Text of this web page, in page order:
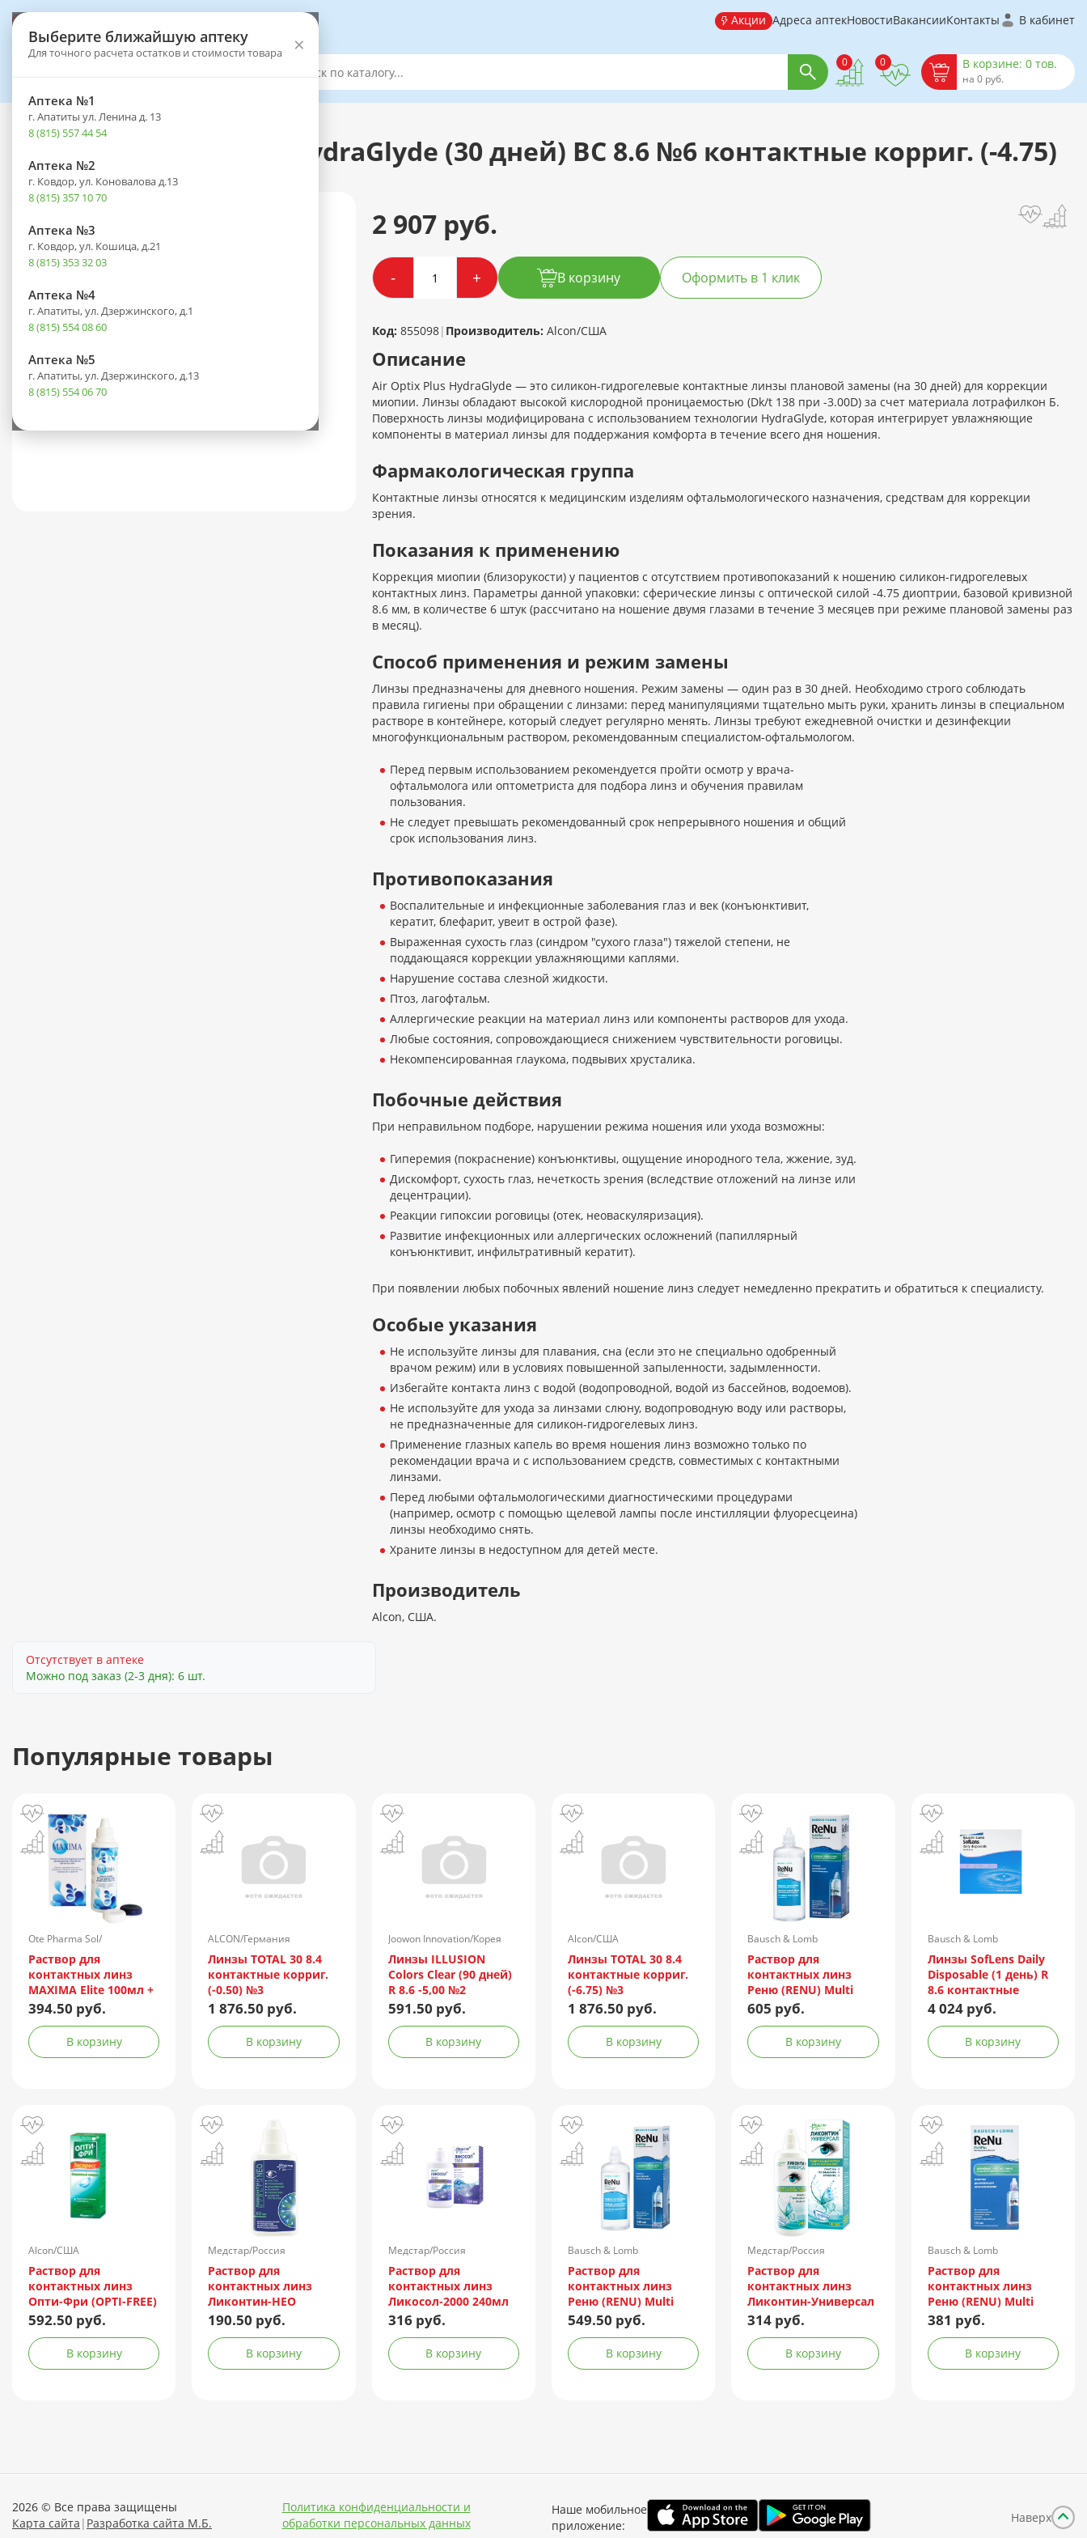
Выберите ближайшую аптеку
Для точного расчета остатков и стоимости товара ×
Аптека №1
г. Апатиты ул. Ленина д. 13
8 (815) 557 44 54
Аптека №2
г. Ковдор, ул. Коновалова д.13
8 (815) 357 10 70
Аптека №3
г. Ковдор, ул. Кошица, д.21
8 (815) 353 32 03
Аптека №4
г. Апатиты, ул. Дзержинского, д.1
8 (815) 554 08 60
Аптека №5
г. Апатиты, ул. Дзержинского, д.13
8 (815) 554 06 70
Акции Адреса аптекНовостиВакансииКонтакты В кабинет
0 0 В корзине: 0 тов.
на 0 руб.
Каталог - Оптика - Контактные линзы
Линзы Air optix Plus HydraGlyde (30 дней) BC 8.6 №6 контактные корриг. (-4.75)
2 907 руб.
- + В корзину Оформить в 1 клик
Код: 855098| Производитель: Alcon/США
Описание
Air Optix Plus HydraGlyde — это силикон-гидрогелевые контактные линзы плановой замены (на 30 дней) для коррекции
миопии. Линзы обладают высокой кислородной проницаемостью (Dk/t 138 при -3.00D) за счет материала лотрафилкон Б.
Поверхность линзы модифицирована с использованием технологии HydraGlyde, которая интегрирует увлажняющие
компоненты в материал линзы для поддержания комфорта в течение всего дня ношения.
Фармакологическая группа
Контактные линзы относятся к медицинским изделиям офтальмологического назначения, средствам для коррекции
зрения.
Показания к применению
Коррекция миопии (близорукости) у пациентов с отсутствием противопоказаний к ношению силикон-гидрогелевых
контактных линз. Параметры данной упаковки: сферические линзы с оптической силой -4.75 диоптрии, базовой кривизной
8.6 мм, в количестве 6 штук (рассчитано на ношение двумя глазами в течение 3 месяцев при режиме плановой замены раз
в месяц).
Способ применения и режим замены
Линзы предназначены для дневного ношения. Режим замены — один раз в 30 дней. Необходимо строго соблюдать
правила гигиены при обращении с линзами: перед манипуляциями тщательно мыть руки, хранить линзы в специальном
растворе в контейнере, который следует регулярно менять. Линзы требуют ежедневной очистки и дезинфекции
многофункциональным раствором, рекомендованным специалистом-офтальмологом.
Перед первым использованием рекомендуется пройти осмотр у врача-
офтальмолога или оптометриста для подбора линз и обучения правилам
пользования.
Не следует превышать рекомендованный срок непрерывного ношения и общий
срок использования линз.
Противопоказания
Воспалительные и инфекционные заболевания глаз и век (конъюнктивит,
кератит, блефарит, увеит в острой фазе).
Выраженная сухость глаз (синдром "сухого глаза") тяжелой степени, не
поддающаяся коррекции увлажняющими каплями.
Нарушение состава слезной жидкости.
Птоз, лагофтальм.
Аллергические реакции на материал линз или компоненты растворов для ухода.
Любые состояния, сопровождающиеся снижением чувствительности роговицы.
Некомпенсированная глаукома, подвывих хрусталика.
Побочные действия
При неправильном подборе, нарушении режима ношения или ухода возможны:
Гиперемия (покраснение) конъюнктивы, ощущение инородного тела, жжение, зуд.
Дискомфорт, сухость глаз, нечеткость зрения (вследствие отложений на линзе или
децентрации).
Реакции гипоксии роговицы (отек, неоваскуляризация).
Развитие инфекционных или аллергических осложнений (папиллярный
конъюнктивит, инфильтративный кератит).
При появлении любых побочных явлений ношение линз следует немедленно прекратить и обратиться к специалисту.
Особые указания
Не используйте линзы для плавания, сна (если это не специально одобренный
врачом режим) или в условиях повышенной запыленности, задымленности.
Избегайте контакта линз с водой (водопроводной, водой из бассейнов, водоемов).
Не используйте для ухода за линзами слюну, водопроводную воду или растворы,
не предназначенные для силикон-гидрогелевых линз.
Применение глазных капель во время ношения линз возможно только по
рекомендации врача и с использованием средств, совместимых с контактными
линзами.
Перед любыми офтальмологическими диагностическими процедурами
(например, осмотр с помощью щелевой лампы после инстилляции флуоресцеина)
линзы необходимо снять.
Храните линзы в недоступном для детей месте.
Производитель
Alcon, США.
Отсутствует в аптеке
Можно под заказ (2-3 дня): 6 шт.
Популярные товары
Ote Pharma Sol/
Нидерланды
Раствор для
контактных линз
MAXIMA Elite 100мл +
контейнер
394.50 руб.
В корзину
ALCON/Германия
Линзы TOTAL 30 8.4
контактные корриг.
(-0.50) №3
1 876.50 руб.
В корзину
Joowon Innovation/Корея
Линзы ILLUSION
Colors Clear (90 дней)
R 8.6 -5,00 №2
591.50 руб.
В корзину
Alcon/США
Линзы TOTAL 30 8.4
контактные корриг.
(-6.75) №3
1 876.50 руб.
В корзину
Bausch & Lomb
Incorporated/Италия
Раствор для
контактных линз
Реню (RENU) Multi
Plus 360мл +
контейнер
605 руб.
В корзину
Bausch & Lomb
Линзы SofLens Daily
Disposable (1 день) R
8.6 контактные
мягкие корриг. -1,50
4 024 руб.
В корзину
Alcon/США
Раствор для
контактных линз
Опти-Фри (OPTI-FREE)
Express 355мл +
контейнер
592.50 руб.
В корзину
Медстар/Россия
Раствор для
контактных линз
Ликонтин-НЕО
Мульти 60мл
190.50 руб.
В корзину
Медстар/Россия
Раствор для
контактных линз
Ликосол-2000 240мл
316 руб.
В корзину
Bausch & Lomb
Incorporated/Италия
Раствор для
контактных линз
Реню (RENU) Multi
Plus 240мл +
контейнер
549.50 руб.
В корзину
Медстар/Россия
Раствор для
контактных линз
Ликонтин-Универсал
240мл
314 руб.
В корзину
Bausch & Lomb
Incorporated/Италия
Раствор для
контактных линз
Реню (RENU) Multi
Plus 120мл +
контейнер
381 руб.
В корзину
2026 © Все права защищены
Карта сайта | Разработка сайта М.Б.
Политика конфиденциальности и
обработки персональных данных
Наше мобильное
приложение:
Наверх